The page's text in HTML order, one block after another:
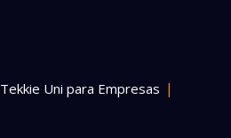
Tekkie Uni para Empresas